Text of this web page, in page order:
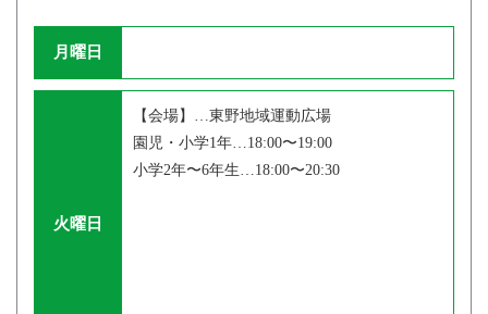
月曜日
火曜日
【会場】…東野地域運動広場
園児・小学1年…18:00〜19:00
小学2年〜6年生…18:00〜20:30